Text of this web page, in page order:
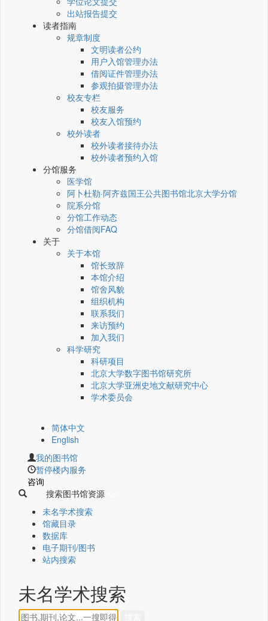
出站报告提交
读者指南
规章制度
文明读者公约
用户入馆管理办法
借阅证件管理办法
参观拍摄管理办法
校友专栏
校友服务
校友入馆预约
校外读者
校外读者接待办法
校外读者预约入馆
分馆服务
医学馆
阿卜杜勒·阿齐兹国王公共图书馆北京大学分馆
院系分馆
分馆工作动态
分馆借阅FAQ
关于
关于本馆
馆长致辞
本馆介绍
馆舍风貌
组织机构
联系我们
来访预约
加入我们
科学研究
科研项目
北京大学数字图书馆研究所
北京大学亚洲史地文献研究中心
学术委员会
简体中文
English
我的图书馆
暂停楼内服务
咨询
搜索图书馆资源
未名学术搜索
馆藏目录
数据库
电子期刊/图书
站内搜索
未名学术搜索